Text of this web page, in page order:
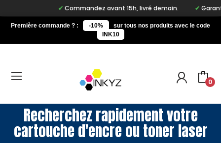
Commandez avant 15h, livré demain.
Première commande ? : -10%
sur tous nos produits avec le code
INK10
0
Recherchez rapidement votre
cartouche d'encre ou toner laser